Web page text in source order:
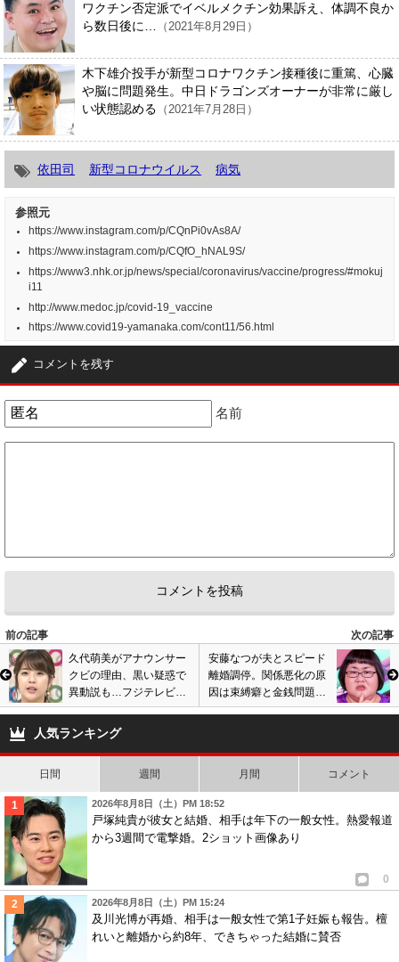
ワクチン否定派でイベルメクチン効果訴え、体調不良か
ら数日後に…
（2021年8月29日）
木下雄介投手が新型コロナワクチン接種後に重篤、心臓
や脳に問題発生。中日ドラゴンズオーナーが非常に厳し
い状態認める （2021年7月28日）
依田司 新型コロナウイルス 病気
参照元
https://www.instagram.com/p/CQnPi0vAs8A/
https://www.instagram.com/p/CQfO_hNAL9S/
https://www3.nhk.or.jp/news/special/coronavirus/vaccine/progress/#mokuj
i11
http://www.medoc.jp/covid-19_vaccine
https://www.covid19-yamanaka.com/cont11/56.html
コメントを残す
名前
前の記事
次の記事
久代萌美がアナウンサー
クビの理由、黒い疑惑で
異動説も…フジテレビ退
社説をインスタグラムで
否定か。画像あり
安藤なつが夫とスピード
離婚調停。関係悪化の原
因は束縛癖と金銭問題
か。結婚後にトラブル勃
人気ランキング
日間 週間 月間 コメント
2026年8月8日（土）PM 18:52
戸塚純貴が彼女と結婚、相手は年下の一般女性。熱愛報道
から3週間で電撃婚。2ショット画像あり
0
2026年8月8日（土）PM 15:24
及川光博が再婚、相手は一般女性で第1子妊娠も報告。檀
れいと離婚から約8年、できちゃった結婚に賛否